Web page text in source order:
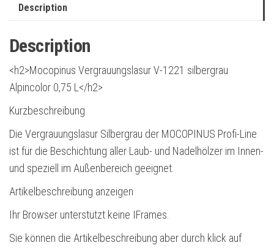
Description
Description
<h2>Mocopinus Vergrauungslasur V-1221 silbergrau
Alpincolor 0,75 L</h2>
Kurzbeschreibung
Die Vergrauungslasur Silbergrau der MOCOPINUS Profi-Line
ist für die Beschichtung aller Laub- und Nadelhölzer im Innen-
und speziell im Außenbereich geeignet.
Artikelbeschreibung anzeigen
Ihr Browser unterstützt keine IFrames.
Sie können die Artikelbeschreibung aber durch klick auf